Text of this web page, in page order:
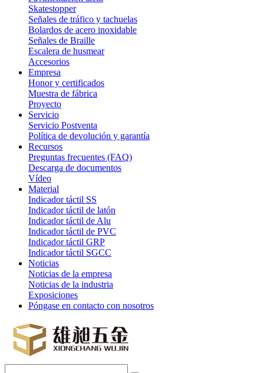
Skatestopper
Señales de tráfico y tachuelas
Bolardos de acero inoxidable
Señales de Braille
Escalera de husmear
Accesorios
Empresa
Honor y certificados
Muestra de fábrica
Proyecto
Servicio
Servicio Postventa
Política de devolución y garantía
Recursos
Preguntas frecuentes (FAQ)
Descarga de documentos
Vídeo
Material
Indicador táctil SS
Indicador táctil de latón
Indicador táctil de Alu
Indicador táctil de PVC
Indicador táctil GRP
Indicador táctil SGCC
Noticias
Noticias de la empresa
Noticias de la industria
Exposiciones
Póngase en contacto con nosotros